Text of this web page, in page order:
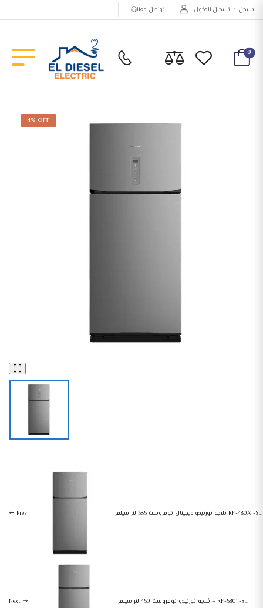
تواصل معنا تسجيل الدخول / يسجل
0
4% OFF
Prev ثلاجة تورنيدو ديجيتال نوفروست 385 لتر سيلفر RF-480AT-SL
Next ثلاجة تورنيدو نوفروست 450 لتر سيلفر – RF-580T-SL